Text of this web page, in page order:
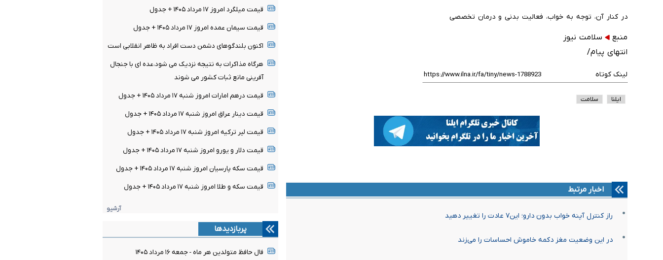
در کنار آن، توجه به خواب، فعالیت بدنی و درمان تخصصی
منبع
سلامت نیوز
انتهای پیام/
لینک کوتاه
ایلنا سلامت
اخبار مرتبط
راز کنترل آپنه خواب بدون دارو؛ این۷ عادت‌ را تغییر دهید
در این وضعیت مغز دکمه خاموش احساسات را می‌زند
قیمت میلگرد امروز ۱۷ مرداد ۱۴۰۵ + جدول
قیمت سیمان عمده امروز ۱۷ مرداد ۱۴۰۵ + جدول
اکنون بلندگوهای دشمن دست افراد به ظاهر انقلابی است
هرگاه مذاکرات به نتیجه نزدیک می شود،عده ای با جنجال
آفرینی مانع ثبات کشور می شوند
قیمت درهم امارات امروز شنبه ۱۷ مرداد ۱۴۰۵ + جدول
قیمت دینار عراق امروز شنبه ۱۷ مرداد ۱۴۰۵ + جدول
قیمت لیر ترکیه امروز شنبه ۱۷ مرداد ۱۴۰۵ + جدول
قیمت دلار و یورو امروز شنبه ۱۷ مرداد ۱۴۰۵ + جدول
قیمت سکه پارسیان امروز شنبه ۱۷ مرداد ۱۴۰۵ + جدول
قیمت سکه و طلا امروز شنبه ۱۷ مرداد ۱۴۰۵ + جدول
آرشیو
پربازدیدها
فال حافظ متولدین هر ماه - جمعه ۱۶ مرداد ۱۴۰۵